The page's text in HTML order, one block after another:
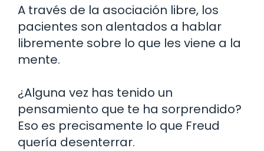
A través de la asociación libre, los
pacientes son alentados a hablar
libremente sobre lo que les viene a la
mente.
¿Alguna vez has tenido un
pensamiento que te ha sorprendido?
Eso es precisamente lo que Freud
quería desenterrar.